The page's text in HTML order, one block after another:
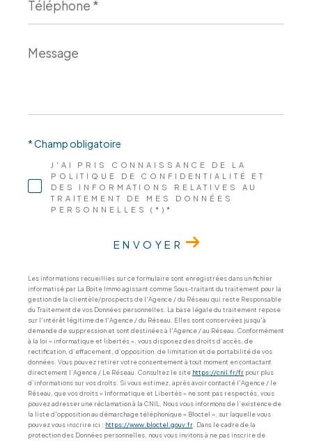
*
Message
*
J'AI PRIS CONNAISSANCE DE LA
POLITIQUE DE CONFIDENTIALITÉ ET
DES INFORMATIONS RELATIVES AU
TRAITEMENT DE MES DONNÉES
PERSONNELLES (*)*
* Champ obligatoire
ENVOYER
Les informations recueillies sur ce formulaire sont enregistrées dans un fichier
informatisé par La Boite Immo agissant comme Sous-traitant du traitement pour la
gestion de la clientèle/prospects de l'Agence / du Réseau qui reste Responsable
du Traitement de vos Données personnelles. La base légale du traitement repose
sur l'intérêt légitime de l'Agence / du Réseau. Elles sont conservées jusqu'à
demande de suppression et sont destinées à l'Agence / au Réseau. Conformément
à la loi « informatique et libertés », vous disposez des droits d’accès, de
rectification, d’effacement, d’opposition, de limitation et de portabilité de vos
données. Vous pouvez retirer votre consentement à tout moment en contactant
directement l’Agence / Le Réseau. Consultez le site https://cnil.fr/fr pour plus
d’informations sur vos droits. Si vous estimez, après avoir contacté l'Agence / le
Réseau, que vos droits « Informatique et Libertés » ne sont pas respectés, vous
pouvez adresser une réclamation à la CNIL. Nous vous informons de l’existence de
la liste d'opposition au démarchage téléphonique « Bloctel », sur laquelle vous
pouvez vous inscrire ici : https://www.bloctel.gouv.fr. Dans le cadre de la
protection des Données personnelles, nous vous invitons à ne pas inscrire de